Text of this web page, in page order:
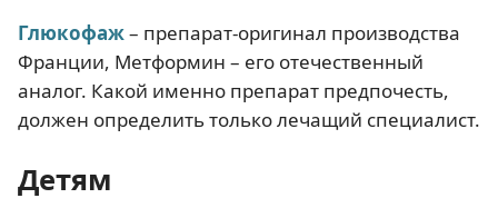
Глюкофаж– препарат-оригинал производства
Франции, Метформин – его отечественный
аналог. Какой именно препарат предпочесть,
должен определить только лечащий специалист.
Детям